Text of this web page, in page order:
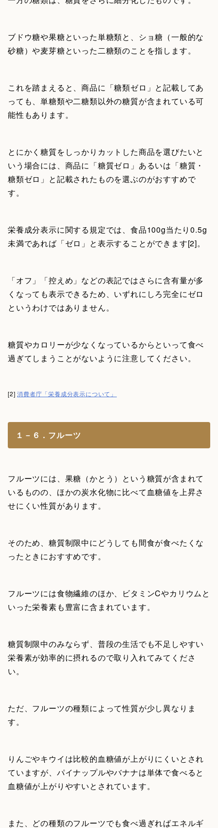
ブドウ糖や果糖といった単糖類と、ショ糖（一般的な
砂糖）や麦芽糖といった二糖類のことを指します。
これを踏まえると、商品に「糖類ゼロ」と記載してあ
っても、単糖類や二糖類以外の糖質が含まれている可
能性もあります。
とにかく糖質をしっかりカットした商品を選びたいと
いう場合には、商品に「糖質ゼロ」あるいは「糖質・
糖類ゼロ」と記載されたものを選ぶのがおすすめで
す。
栄養成分表示に関する規定では、食品100g当たり0.5g
未満であれば「ゼロ」と表示することができます[2]。
「オフ」「控えめ」などの表記ではさらに含有量が多
くなっても表示できるため、いずれにしろ完全にゼロ
というわけではありません。
糖質やカロリーが少なくなっているからといって食べ
過ぎてしまうことがないように注意してください。
[2]消費者庁「栄養成分表示について」
１－６．フルーツ
フルーツには、果糖（かとう）という糖質が含まれて
いるものの、ほかの炭水化物に比べて血糖値を上昇さ
せにくい性質があります。
そのため、糖質制限中にどうしても間食が食べたくな
ったときにおすすめです。
フルーツには食物繊維のほか、ビタミンCやカリウムと
いった栄養素も豊富に含まれています。
糖質制限中のみならず、普段の生活でも不足しやすい
栄養素が効率的に摂れるので取り入れてみてくださ
い。
ただ、フルーツの種類によって性質が少し異なりま
す。
りんごやキウイは比較的血糖値が上がりにくいとされ
ていますが、パイナップルやバナナは単体で食べると
血糖値が上がりやすいとされています。
また、どの種類のフルーツでも食べ過ぎればエネルギ